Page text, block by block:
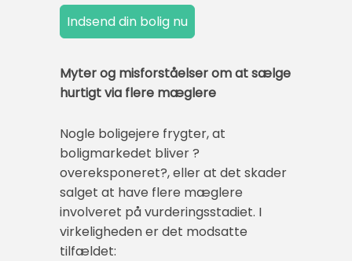
Myter og misforståelser om at sælge
hurtigt via flere mæglere
Nogle boligejere frygter, at
boligmarkedet bliver ?
overeksponeret?, eller at det skader
salget at have flere mæglere
involveret på vurderingsstadiet. I
virkeligheden er det modsatte
tilfældet: